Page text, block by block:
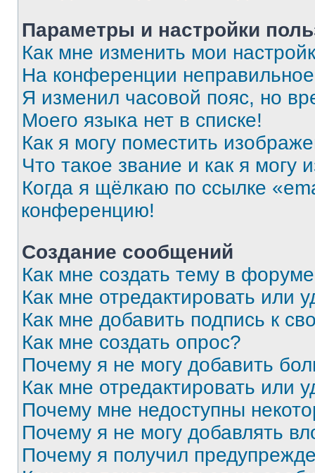
Параметры и настройки
Как мне изменить мои
На конференции
Я изменил часовой пояс, но
Моего языка нет в списке!
Как я могу поместить
Что такое звание и как я могу
Когда я щёлкаю по ссылке
конференцию!
Создание сообщений
Как мне создать тему в
Как мне отредактировать или
Как мне добавить подпись к
Как мне создать опрос?
Почему я не могу добавить
Как мне отредактировать или
Почему мне недоступны
Почему я не могу добавлять
Почему я получил